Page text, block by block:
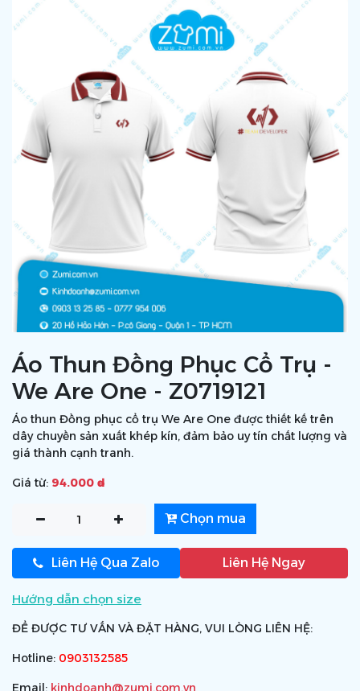
Áo Thun Đồng Phục Cổ Trụ -
We Are One - Z0719121
Áo thun Đồng phục cổ trụ We Are One được thiết kế trên
dây chuyền sản xuất khép kín, đảm bảo uy tín chất lượng và
giá thành cạnh tranh.
Giá từ: 94.000 ₫
Chọn mua
Liên Hệ Qua Zalo Liên Hệ Ngay
Hướng dẫn chọn size
ĐỂ ĐƯỢC TƯ VẤN VÀ ĐẶT HÀNG, VUI LÒNG LIÊN HỆ:
Hotline: 0903132585
Email: kinhdoanh@zumi.com.vn